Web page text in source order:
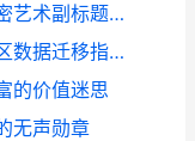
王者荣耀最佳设置，制胜峡谷的精密艺术副标题：资深玩家的细节掌控指南
王者荣耀怎么转号：资深玩家的跨区数据迁移指南
的价值迷思
无声勋章